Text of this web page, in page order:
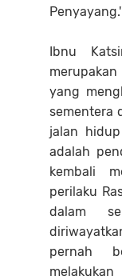
Ibnu
yang
sementera
jalan
adalah
kembali
perilaku
dalam
pernah